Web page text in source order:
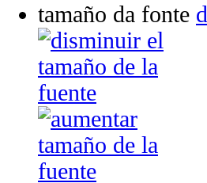
tamaño da fonte